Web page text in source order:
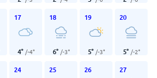
17
4° /-4°
18
6° /-3°
19
5° /-3°
20
5° /-2°
24 25 26 27